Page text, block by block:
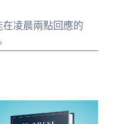
凌晨兩點回應的